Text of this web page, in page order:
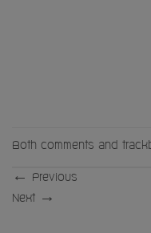
Both comments and
←
Previous
Next →